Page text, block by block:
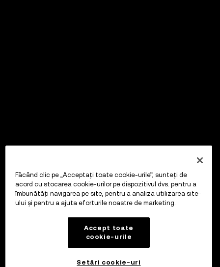
Făcând clic pe „Acceptați toate cookie-urile”, sunteți de
acord cu stocarea cookie-urilor pe dispozitivul dvs. pentru a
îmbunătăți navigarea pe site, pentru a analiza utilizarea site-
ului și pentru a ajuta eforturile noastre de marketing.
Accept toate
cookie-urile
Setări cookie-uri